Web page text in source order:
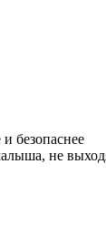
безопаснее
не